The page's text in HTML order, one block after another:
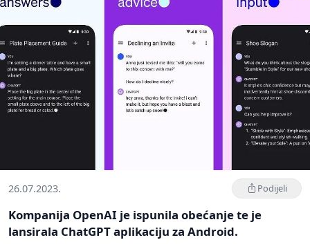
26.07.2023. Podijeli
Kompanija OpenAI je ispunila obećanje te je
lansirala ChatGPT aplikaciju za Android.